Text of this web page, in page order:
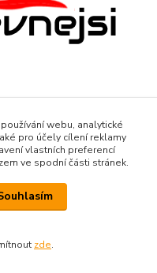
webu, analytické
pro účely cílení reklamy
vlastních preferencí
ve spodní části stránek.
zde.